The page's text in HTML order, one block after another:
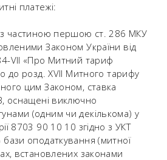
платежі:
з частиною першою ст. 286 МКУ
Законом України від
VІІ «Про Митний тариф
до розд. XVII Митного тарифу
цим Законом, ставка
оснащені виключно
(одним чи декількома) у
8703 90 10 10 згідно з УКТ
оподаткування (митної
встановлених законами